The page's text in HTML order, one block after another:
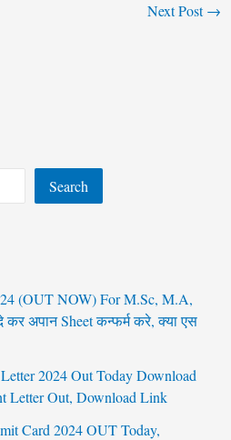
Next Post→
Search
(OUT NOW) For M.Sc, M.A,
अपान Sheet कन्फर्म करे, क्या एस
2024 Out Today Download
Letter Out, Download Link
Card 2024 OUT Today,